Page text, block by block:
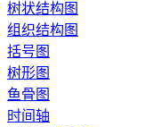
树状结构图
组织结构图
括号图
树形图
鱼骨图
时间轴